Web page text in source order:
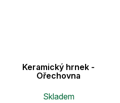
Keramický hrnek -
Ořechovna
Skladem